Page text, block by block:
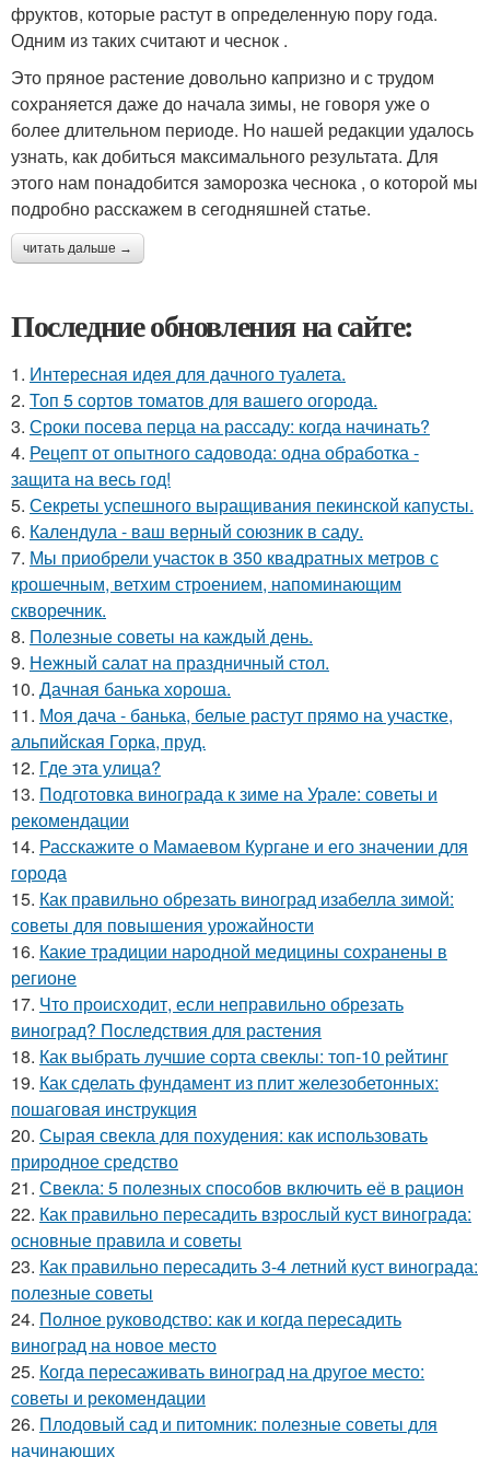
фруктов, которые растут в определенную пору года.
Одним из таких считают и чеснок .
Это пряное растение довольно капризно и с трудом
сохраняется даже до начала зимы, не говоря уже о
более длительном периоде. Но нашей редакции удалось
узнать, как добиться максимального результата. Для
этого нам понадобится заморозка чеснока , о которой мы
подробно расскажем в сегодняшней статье.
читать дальше →
Последние обновления на сайте:
1. Интересная идея для дачного туалета.
2. Топ 5 сортов томатов для вашего огорода.
3. Сроки посева перца на рассаду: когда начинать?
4. Рецепт от опытного садовода: одна обработка -
защита на весь год!
5. Секреты успешного выращивания пекинской капусты.
6. Календула - ваш верный союзник в саду.
7. Мы приобрели участок в 350 квадратных метров с
крошечным, ветхим строением, напоминающим
скворечник.
8. Полезные советы на каждый день.
9. Нежный салат на праздничный стол.
10. Дачная банька хороша.
11. Моя дача - банька, белые растут прямо на участке,
альпийская Горка, пруд.
12. Где этa улица?
13. Подготовка винограда к зиме на Урале: советы и
рекомендации
14. Расскажите о Мамаевом Кургане и его значении для
города
15. Как правильно обрезать виноград изабелла зимой:
советы для повышения урожайности
16. Какие традиции народной медицины сохранены в
регионе
17. Что происходит, если неправильно обрезать
виноград? Последствия для растения
18. Как выбрать лучшие сорта свеклы: топ-10 рейтинг
19. Как сделать фундамент из плит железобетонных:
пошаговая инструкция
20. Сырая свекла для похудения: как использовать
природное средство
21. Свекла: 5 полезных способов включить её в рацион
22. Как правильно пересадить взрослый куст винограда:
основные правила и советы
23. Как правильно пересадить 3-4 летний куст винограда:
полезные советы
24. Полное руководство: как и когда пересадить
виноград на новое место
25. Когда пересаживать виноград на другое место:
советы и рекомендации
26. Плодовый сад и питомник: полезные советы для
начинающих